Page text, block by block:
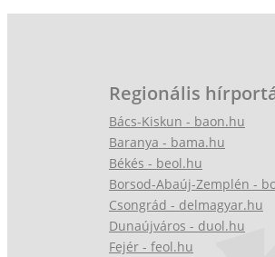
Regionális
Bács-Kiskun - baon.hu
Baranya - bama.hu
Békés - beol.hu
Borsod-Abaúj-Zemplén -
Csongrád - delmagyar.hu
Dunaújváros - duol.hu
Fejér - feol.hu